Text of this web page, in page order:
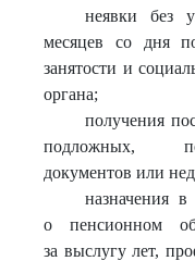
неявки без
месяцев со дня
занятости и
органа;
получения
подложных,
документов или
назначения в
о пенсионном
за выслугу лет,